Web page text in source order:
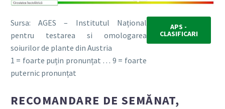
Sursa: AGES – Institutul Național
pentru testarea si omologarea
soiurilor de plante din Austria
1 = foarte puțin pronunțat … 9 = foarte
puternic pronunțat
APS -
CLASIFICARI
RECOMANDARE DE SEMĂNAT,